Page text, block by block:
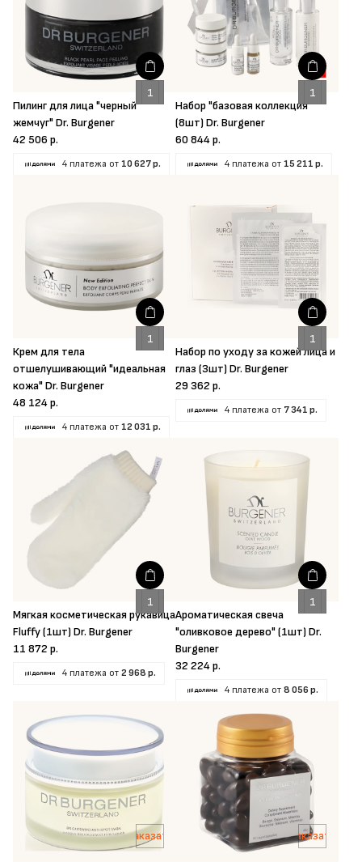
Пилинг для лица "черный
жемчуг" Dr. Burgener
42 506 р.
4 платежа от 10 627 р.
Набор "базовая коллекция"
(8шт) Dr. Burgener
60 844 р.
4 платежа от 15 211 р.
Крем для тела
отшелушивающий "идеальная
кожа" Dr. Burgener
48 124 р.
4 платежа от 12 031 р.
Набор по уходу за кожей лица и
глаз (3шт) Dr. Burgener
29 362 р.
4 платежа от 7 341 р.
Мягкая косметическая рукавица
Fluffy (1шт) Dr. Burgener
11 872 р.
4 платежа от 2 968 р.
Ароматическая свеча
"оливковое дерево" (1шт) Dr.
Burgener
32 224 р.
4 платежа от 8 056 р.
Заказать Заказать